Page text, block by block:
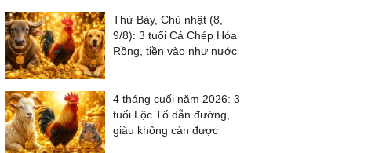
Thứ Bảy, Chủ nhật (8,
9/8): 3 tuổi Cá Chép Hóa
Rồng, tiền vào như nước
4 tháng cuối năm 2026: 3
tuổi Lộc Tổ dẫn đường,
giàu không cản được